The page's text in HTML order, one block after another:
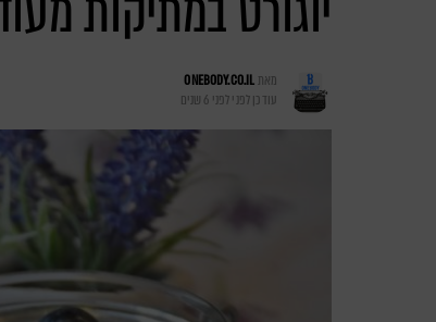
מאתONEBODY.CO.IL
עודכן לפנילפני 6 שנים